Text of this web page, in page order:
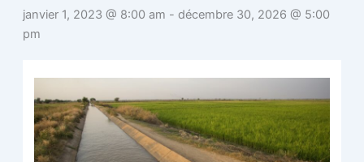
janvier 1, 2023 @ 8:00 am - décembre 30, 2026 @ 5:00
pm